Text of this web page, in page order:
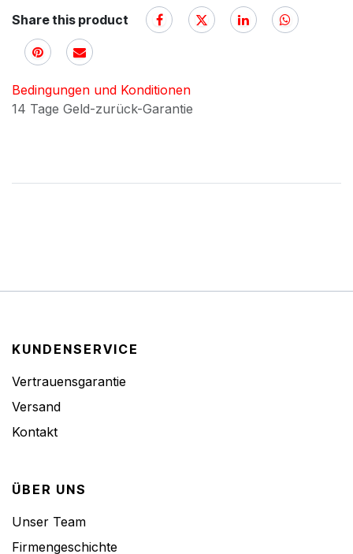
Share this product
Bedingungen und Konditionen
14 Tage Geld-zurück-Garantie
KUNDENSERVICE
Vertrauensgarantie
Versand
Kontakt
ÜBER UNS
Unser Team
Firmengeschichte